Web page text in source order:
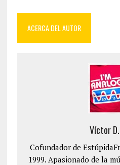
ACERCA DEL AUTOR
Víctor
Cofundador de
1999. Apasionado de la